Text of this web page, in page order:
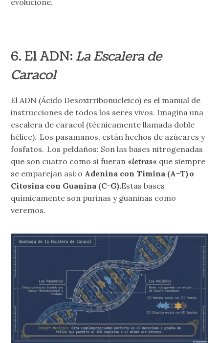
6. El ADN: La Escalera de
Caracol
El ADN (Ácido Desoxirribonucleico) es el manual de
instrucciones de todos los seres vivos. Imagina una
escalera de caracol (técnicamente llamada doble
hélice). Los pasamanos, están hechos de azúcares y
fosfatos. Los peldaños: Son las bases nitrogenadas
que son cuatro como si fueran «letras« que siempre
se emparejan así: o Adenina con Timina (A−T) o
Citosina con Guanina (C−G).Estas bases
químicamente son purinas y guaninas como
veremos.